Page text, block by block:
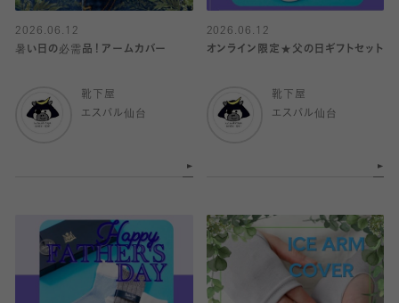
2026.06.12
暑い日の必需品！アームカバー
靴下屋
エスパル仙台
2026.06.12
オンライン限定★父の日ギフトセット
靴下屋
エスパル仙台